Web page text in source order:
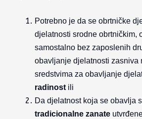
Potrebno je da se obrtničke
djelatnosti srodne obrtničkim,
samostalno bez zaposlenih
obavljanje djelatnosti zasniva
sredstvima za obavljanje
radinost ili
Da djelatnost koja se obavlja
tradicionalne zanate